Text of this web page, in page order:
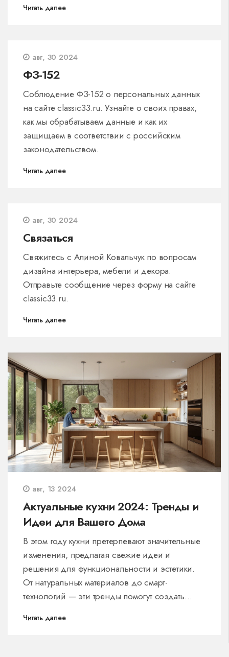
Читать далее
авг, 30 2024
ФЗ-152
Соблюдение ФЗ-152 о персональных данных
на сайте classic33.ru. Узнайте о своих правах,
как мы обрабатываем данные и как их
защищаем в соответствии с российским
законодательством.
Читать далее
авг, 30 2024
Связаться
Свяжитесь с Алиной Ковальчук по вопросам
дизайна интерьера, мебели и декора.
Отправьте сообщение через форму на сайте
classic33.ru.
Читать далее
авг, 13 2024
Актуальные кухни 2024: Тренды и
Идеи для Вашего Дома
В этом году кухни претерпевают значительные
изменения, предлагая свежие идеи и
решения для функциональности и эстетики.
От натуральных материалов до смарт-
технологий — эти тренды помогут создать
Обсудим основные направления и дадим
Читать далее